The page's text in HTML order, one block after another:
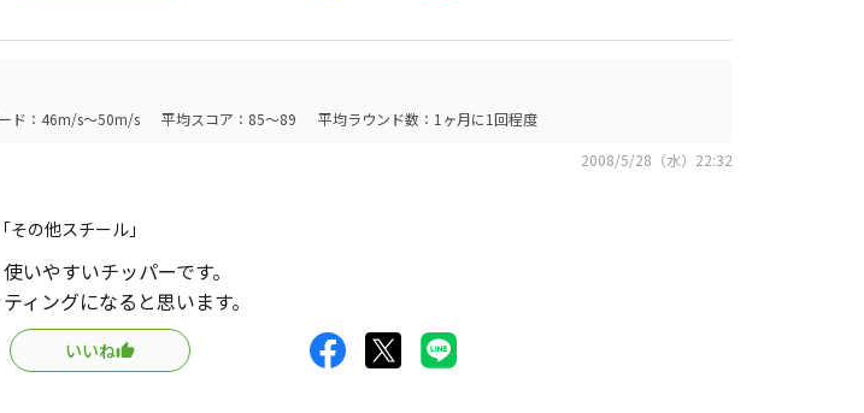
ド：46m/s～50m/s 平均スコア：85～89
平均ラウンド数：1ヶ月に1回程度
2008/5/28（水）22:32
その他スチール」
いやすいチッパーです。
ィングになると思います。
いいね